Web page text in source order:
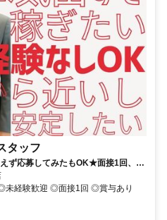
タッフ
ず応募してみたもOK★面接1回、最
にオススメ★
未経験歓迎 ◎面接1回 ◎賞与あり